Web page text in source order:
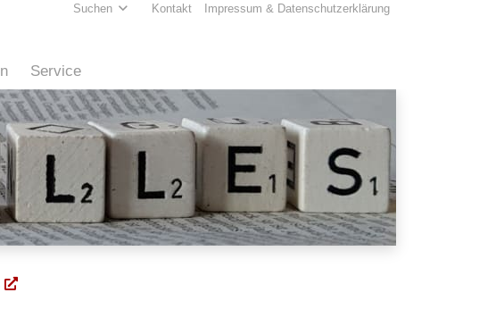
Suchen Kontakt Impressum & Datenschutzerklärung
Service